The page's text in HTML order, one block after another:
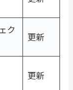
ク
更新
更新